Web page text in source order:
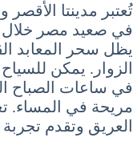
تُعتبر مدينتا
في صعيد مصر خلال
يظل سحر المعابد
الزوار. يمكن
في ساعات الصباح
مريحة في المساء.
العريق وتقدم تجربة